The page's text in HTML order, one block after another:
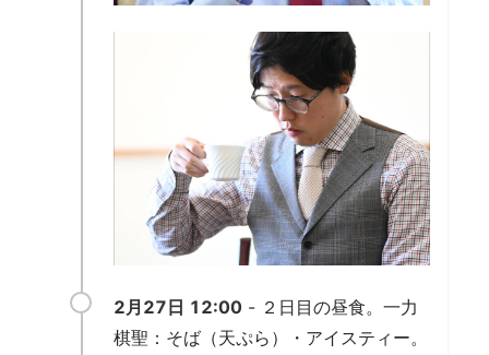
2月27日 12:00 - ２日目の昼食。一力
棋聖：そば（天ぷら）・アイスティー。